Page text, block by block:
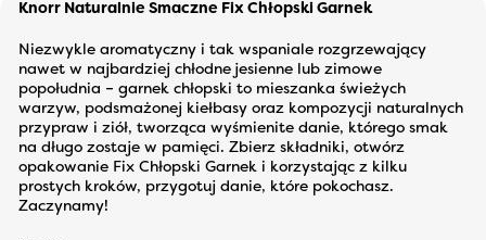
Knorr Naturalnie Smaczne Fix Chłopski Garnek
Niezwykle aromatyczny i tak wspaniale rozgrzewający
nawet w najbardziej chłodne jesienne lub zimowe
popołudnia – garnek chłopski to mieszanka świeżych
warzyw, podsmażonej kiełbasy oraz kompozycji naturalnych
przypraw i ziół, tworząca wyśmienite danie, którego smak
na długo zostaje w pamięci. Zbierz składniki, otwórz
opakowanie Fix Chłopski Garnek i korzystając z kilku
prostych kroków, przygotuj danie, które pokochasz.
Zaczynamy!